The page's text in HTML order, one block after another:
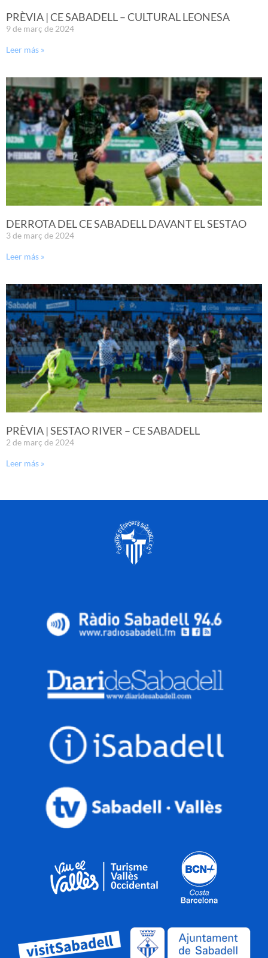
PRÈVIA | CE SABADELL – CULTURAL LEONESA
9 de març de 2024
Leer más »
DERROTA DEL CE SABADELL DAVANT EL SESTAO
3 de març de 2024
Leer más »
PRÈVIA | SESTAO RIVER – CE SABADELL
2 de març de 2024
Leer más »